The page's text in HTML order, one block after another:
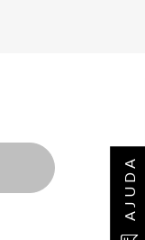
AJUDA